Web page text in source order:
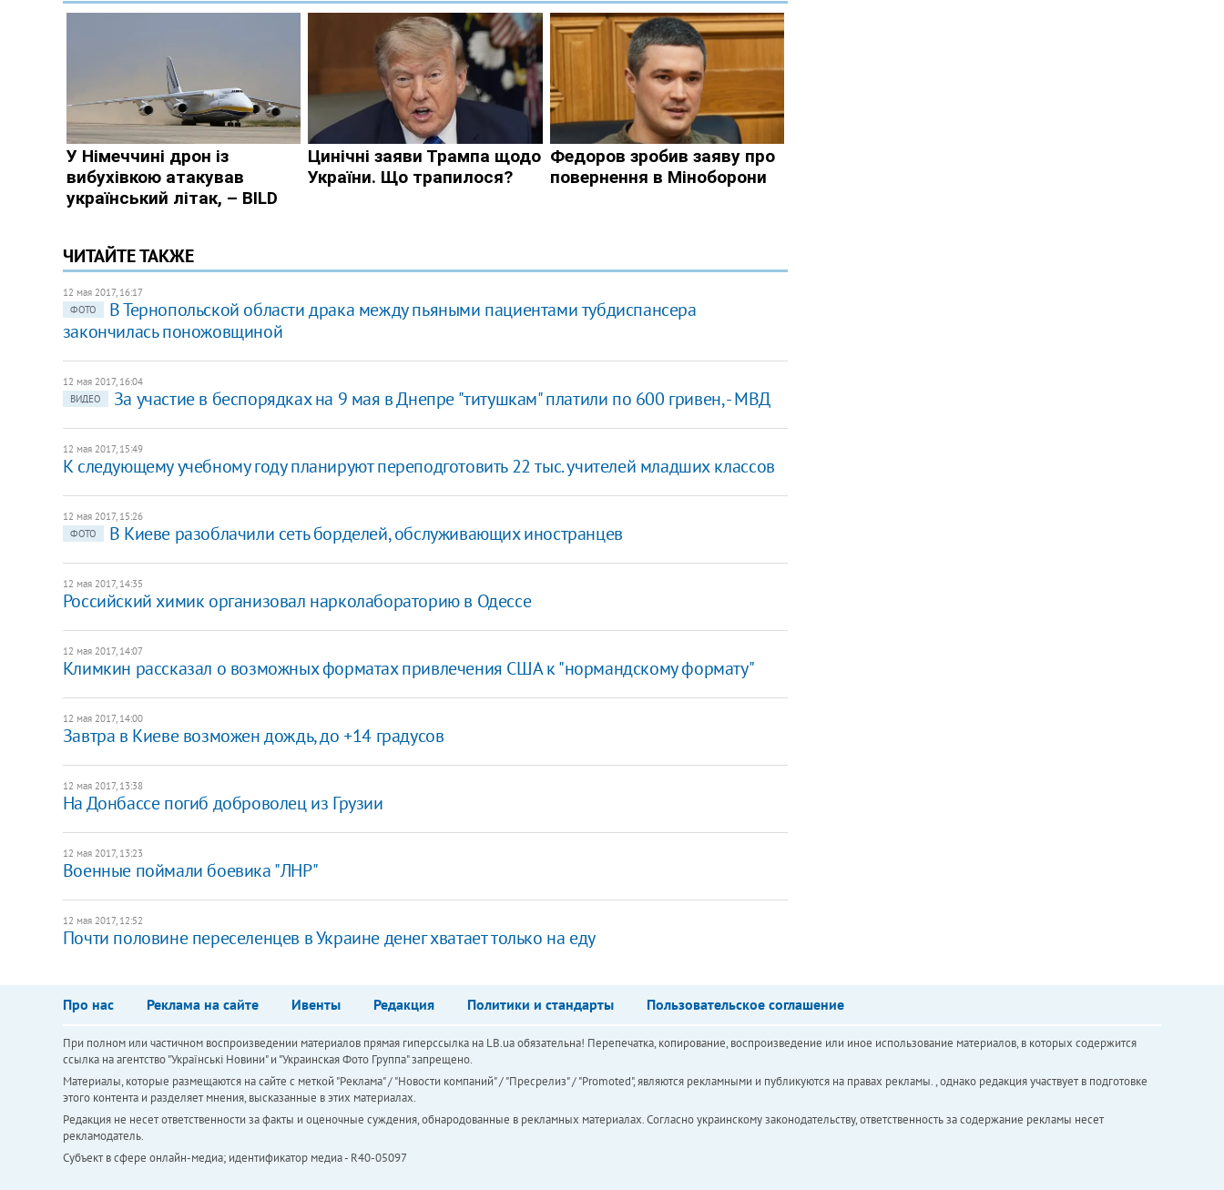
ЧИТАЙТЕ ТАКЖЕ
12 мая 2017, 16:17
ФОТО
В Тернопольской области драка между пьяными пациентами тубдиспансера
закончилась поножовщиной
12 мая 2017, 16:04
ВИДЕО
За участие в беспорядках на 9 мая в Днепре "титушкам" платили по 600 гривен, - МВД
12 мая 2017, 15:49
К следующему учебному году планируют переподготовить 22 тыс. учителей младших классов
12 мая 2017, 15:26
ФОТО
В Киеве разоблачили сеть борделей, обслуживающих иностранцев
12 мая 2017, 14:35
Российский химик организовал нарколабораторию в Одессе
12 мая 2017, 14:07
Климкин рассказал о возможных форматах привлечения США к "нормандскому формату"
12 мая 2017, 14:00
Завтра в Киеве возможен дождь, до +14 градусов
12 мая 2017, 13:38
На Донбассе погиб доброволец из Грузии
12 мая 2017, 13:23
Военные поймали боевика "ЛНР"
12 мая 2017, 12:52
Почти половине переселенцев в Украине денег хватает только на еду
Про нас Реклама на сайте Ивенты Редакция Политики и стандарты Пользовательское соглашение
При полном или частичном воспроизведении материалов прямая гиперссылка на LB.ua обязательна! Перепечатка, копирование, воспроизведение или иное использование материалов, в которых содержится
ссылка на агентство "Українськi Новини" и "Украинская Фото Группа" запрещено.
Материалы, которые размещаются на сайте с меткой "Реклама" / "Новости компаний" / "Пресрелиз" / "Promoted", являются рекламными и публикуются на правах рекламы. , однако редакция участвует в подготовке
этого контента и разделяет мнения, высказанные в этих материалах.
Редакция не несет ответственности за факты и оценочные суждения, обнародованные в рекламных материалах. Согласно украинскому законодательству, ответственность за содержание рекламы несет
рекламодатель.
Субъект в сфере онлайн-медиа; идентификатор медиа - R40-05097